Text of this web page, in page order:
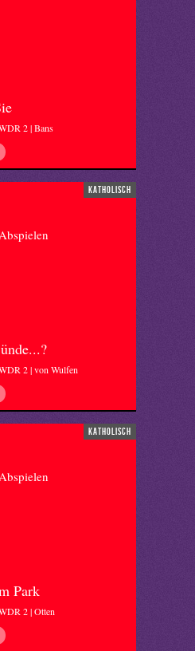
2 | Bans
katholisch
2 | von Wulfen
katholisch
Park
2 | Otten